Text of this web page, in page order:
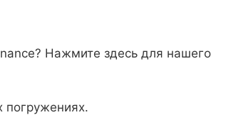
Нажмите здесь для нашего
погружениях.